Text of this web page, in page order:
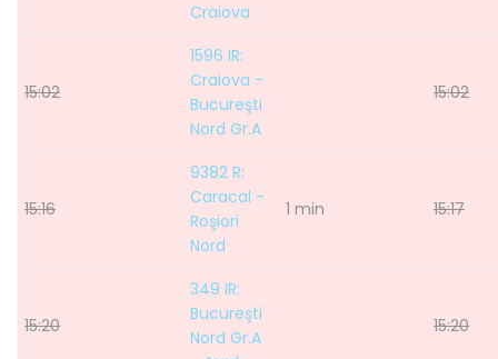
Craiova
15:02
1596 IR:
Craiova -
Bucureşti
Nord Gr.A
15:02
15:16
9382 R:
Caracal -
Roşiori
Nord
1 min 15:17
15:20
349 IR:
Bucureşti
Nord Gr.A
15:20